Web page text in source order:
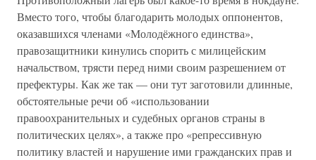
Вместо того, чтобы благодарить молодых оппонентов,
оказавшихся членами «Молодёжного единства»,
правозащитники кинулись спорить с милицейским
начальством, трясти перед ними своим разрешением от
префектуры. Как же так — они тут заготовили длинные,
обстоятельные речи об «использовании
правоохранительных и судебных органов страны в
политических целях», а также про «репрессивную
политику властей и нарушение ими гражданских прав и